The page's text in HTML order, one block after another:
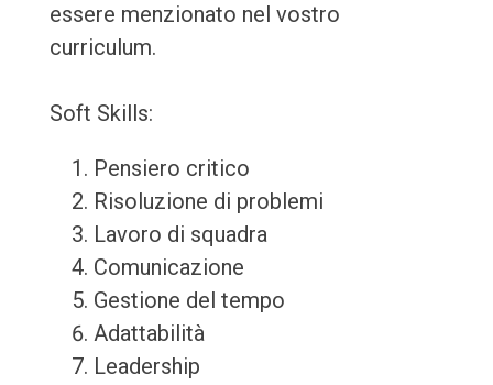
essere menzionato nel vostro
curriculum.
Soft Skills:
Pensiero critico
Risoluzione di problemi
Lavoro di squadra
Comunicazione
Gestione del tempo
Adattabilità
Leadership